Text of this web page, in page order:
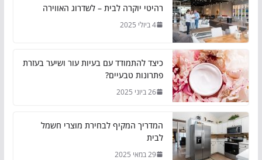
רהיטי יוקרה לבית – לשדרוג האווירה
4 ביולי 2025
כיצד להתמודד עם בעיות עור ושיער בעזרת
פתרונות טבעיים?
26 ביוני 2025
המדריך המקיף לבחירת מוצרי חשמל
לבית
29 במאי 2025